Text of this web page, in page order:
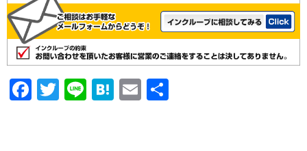
Facebook
Twitter
LineHatena
Email